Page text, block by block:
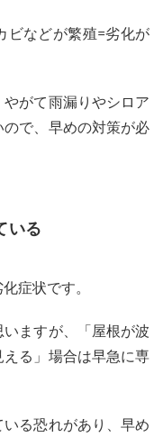
ビなどが繁殖=劣化が
がて雨漏りやシロア
ので、早めの対策が必
いる
症状です。
ますが、「屋根が波
る」場合は早急に専
る恐れがあり、早め